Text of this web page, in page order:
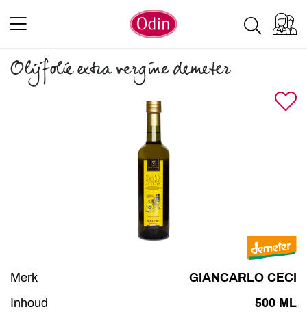
Olijfolie extra vergine demeter
Merk
GIANCARLO CECI
Inhoud
500 ML